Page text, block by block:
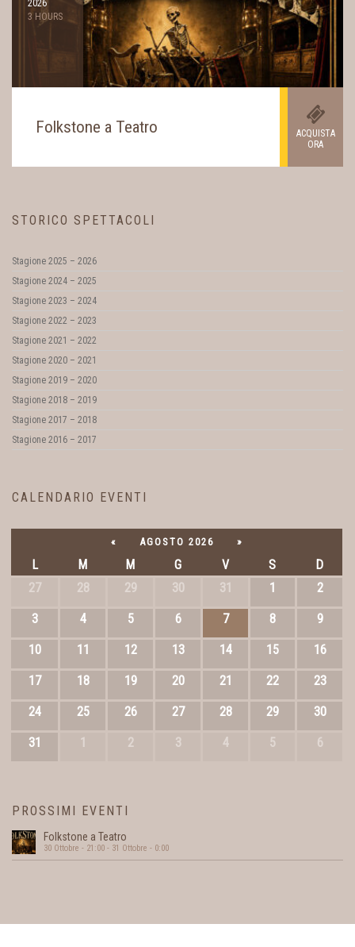
2026
3 HOURS
Folkstone a Teatro
ACQUISTA
ORA
STORICO SPETTACOLI
Stagione 2025 – 2026
Stagione 2024 – 2025
Stagione 2023 – 2024
Stagione 2022 – 2023
Stagione 2021 – 2022
Stagione 2020 – 2021
Stagione 2019 – 2020
Stagione 2018 – 2019
Stagione 2017 – 2018
Stagione 2016 – 2017
CALENDARIO EVENTI
« AGOSTO 2026 »
L M M G V S
D
27
28 29 30 31 1 2
3 4 5 6 7 8 9
10 11 12 13 14 15 16
17 18 19 20 21 22 23
24 25 26 27 28 29 30
31 1 2 3 4 5 6
PROSSIMI EVENTI
Folkstone a Teatro
30 Ottobre - 21:00 - 31 Ottobre - 0:00